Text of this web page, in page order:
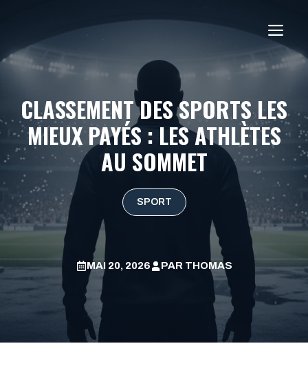
contenu
CLASSEMENT DES SPORTS LES
MIEUX PAYÉS : LES ATHLÈTES
AU SOMMET
SPORT
MAI 20, 2026 PAR THOMAS